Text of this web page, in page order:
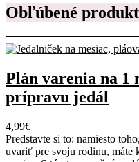
Obľúbené
Plán varenia na 1
prípravu jedál
4,99€
Predstavte si to: namiesto
uvariť pre svoju rodinu, máte